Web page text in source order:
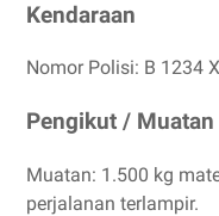
Kendaraan
Nomor Polisi: B 1234
Pengikut / Muatan
Muatan: 1.500 kg
perjalanan terlampir.